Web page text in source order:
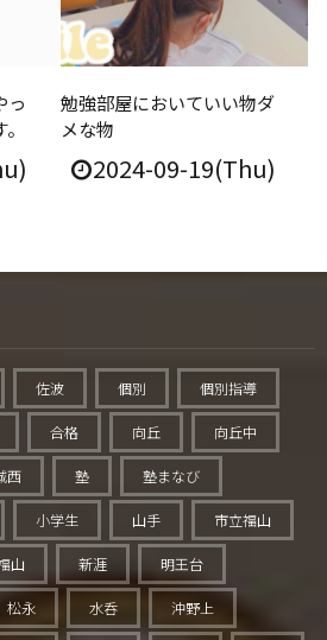
っ
勉強部屋においていい物ダ
メな物
2024-09-19(Thu)
佐波 個別 個別指導
合格 向丘 向丘中
西 塾 塾まなび
小学生 山手 市立福山
山 新涯 明王台
松永 水呑 沖野上